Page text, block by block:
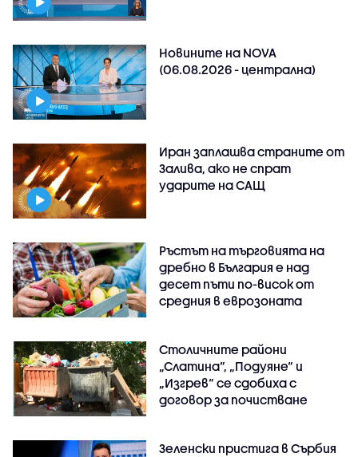
Новините на NOVA
(06.08.2026 - централна)
Иран заплашва страните от
Залива, ако не спрат
ударите на САЩ
Ръстът на търговията на
дребно в България е над
десет пъти по-висок от
средния в еврозоната
Столичните райони
„Слатина“, „Подуяне“ и
„Изгрев“ се сдобиха с
договор за почистване
Зеленски пристига в Сърбия